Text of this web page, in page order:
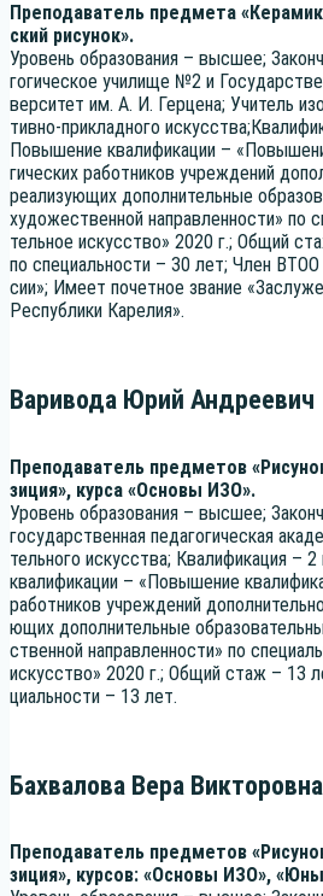
Пре­по­да­ва­тель пред­ме­та
ский рисунок».
Уро­вень обра­зо­ва­ния – выс­шее;
го­ги­че­ское учи­ли­ще №2 и
вер­си­тет им. А. И. Гер­це­на; Учи­тель
тив­но-при­клад­но­го
Повы­ше­ние ква­ли­фи­ка­ции –
ги­че­ских работ­ни­ков учре­жде­ний
реа­ли­зу­ю­щих допол­ни­тель­ные
худо­же­ствен­ной направ­лен­но­сти» по
тель­ное искус­ство» 2020 г.; Общий
по спе­ци­аль­но­сти – 30 лет; Член
сии»; Име­ет почет­ное зва­ние
Рес­пуб­ли­ки Карелия».
Варивода Юрий Андреевич
Пре­по­да­ва­тель пред­ме­тов
зи­ция», кур­са «Осно­вы ИЗО».
Уро­вень обра­зо­ва­ния – выс­шее;
госу­дар­ствен­ная педа­го­ги­че­ская
тель­но­го искус­ства; Ква­ли­фи­ка­ция –
ква­ли­фи­ка­ции – «Повы­ше­ние
работ­ни­ков учре­жде­ний
ю­щих допол­ни­тель­ные
ствен­ной направ­лен­но­сти» по
искус­ство» 2020 г.; Общий стаж – 13
ци­аль­но­сти – 13 лет.
Бахвалова Вера Викторовна
Пре­по­да­ва­тель пред­ме­тов
зи­ция», кур­сов: «Осно­вы ИЗО»,